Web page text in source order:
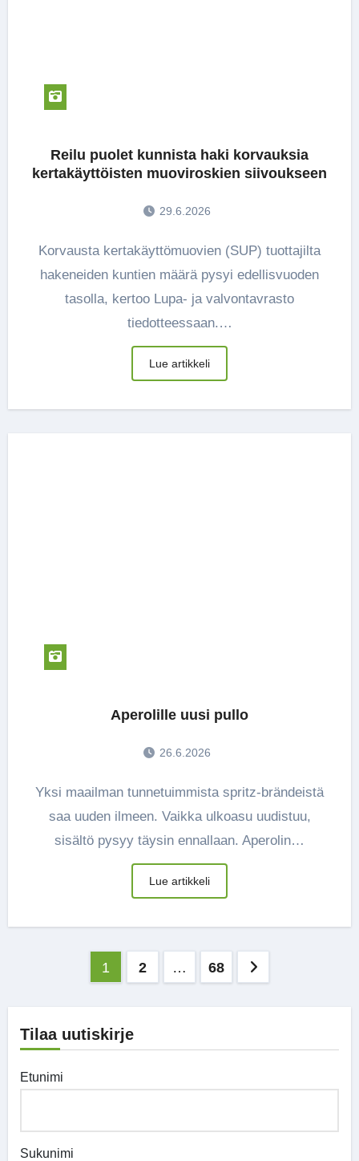
Reilu puolet kunnista haki korvauksia
kertakäyttöisten muoviroskien siivoukseen
29.6.2026
Korvausta kertakäyttömuovien (SUP) tuottajilta
hakeneiden kuntien määrä pysyi edellisvuoden
tasolla, kertoo Lupa- ja valvontavrasto
tiedotteessaan.…
Lue artikkeli
Aperolille uusi pullo
26.6.2026
Yksi maailman tunnetuimmista spritz-brändeistä
saa uuden ilmeen. Vaikka ulkoasu uudistuu,
sisältö pysyy täysin ennallaan. Aperolin…
Lue artikkeli
Artikkelien
1 2 … 68
Tilaa uutiskirje
Etunimi
Sukunimi